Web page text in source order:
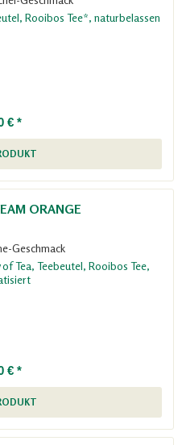
€ *
ORANGE
Geschmack
€ *